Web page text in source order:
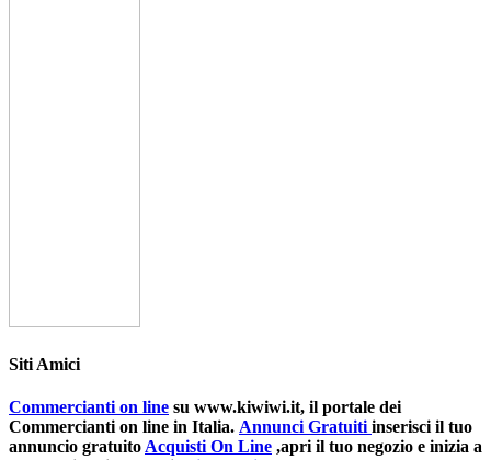
Siti Amici
Commercianti on line su www.kiwiwi.it, il portale dei
Commercianti on line in Italia. Annunci Gratuitiinserisci il tuo
annuncio gratuitoAcquisti On Line ,apri il tuo negozio e inizia a